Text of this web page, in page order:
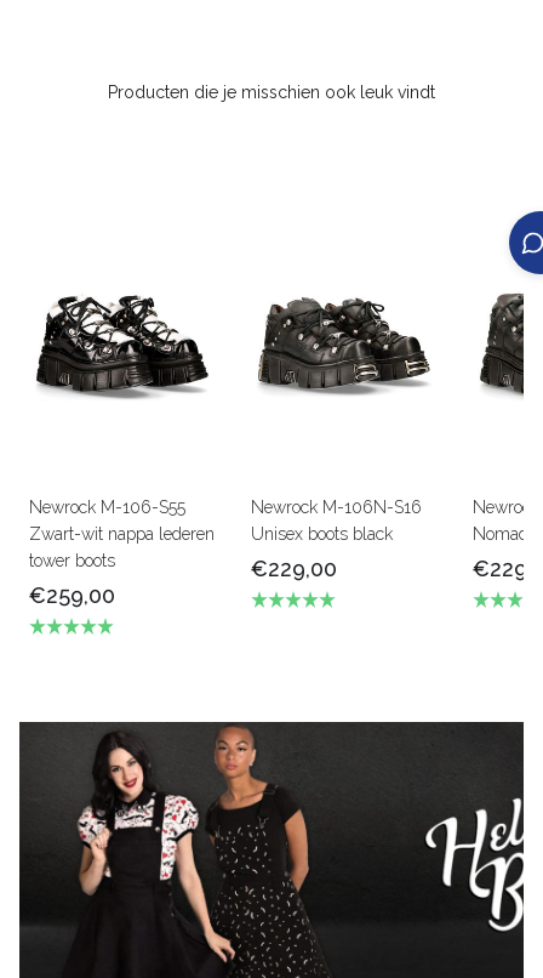
Producten die je misschien ook leuk vindt
Newrock M-106-S55
Zwart-wit nappa lederen
tower boots
€259,00
Newrock M-106N-S16
Unisex boots black
€229,00
Nomada